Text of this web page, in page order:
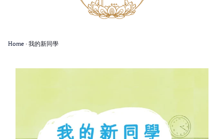
Home › 我的新同學